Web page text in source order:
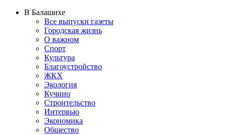
В Балашихе
Все выпуски газеты
Городская жизнь
О важном
Спорт
Культура
Благоустройство
ЖКХ
Экология
Кучино
Строительство
Интервью
Экономика
Общество